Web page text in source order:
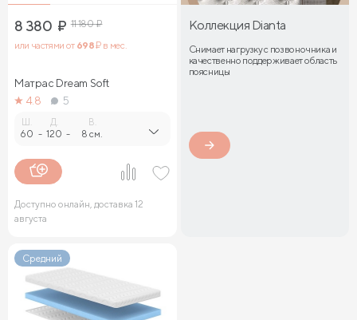
8 380 ₽ 11 180₽
или частями от 698₽ в мес.
Матрас Dream Soft
4.8
5
60 -
Д.
120 -
В.
8 см.
Доступно онлайн, доставка 12
августа
Коллекция Dianta
Снимает нагрузку с позвоночника и
качественно поддерживает область
поясницы
Средний